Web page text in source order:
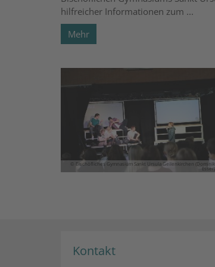
hilfreicher Informationen zum ...
Mehr
© Bischöfliches Gymnasium Sankt Ursula Geilenkirchen (Dominik
Esser)
Kontakt